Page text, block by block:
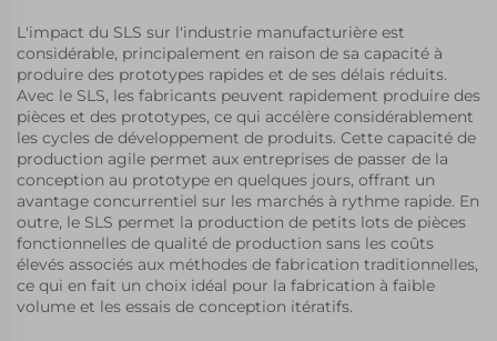
L'impact du SLS sur l'industrie manufacturière est
considérable, principalement en raison de sa capacité à
produire des prototypes rapides et de ses délais réduits.
Avec le SLS, les fabricants peuvent rapidement produire des
pièces et des prototypes, ce qui accélère considérablement
les cycles de développement de produits. Cette capacité de
production agile permet aux entreprises de passer de la
conception au prototype en quelques jours, offrant un
avantage concurrentiel sur les marchés à rythme rapide. En
outre, le SLS permet la production de petits lots de pièces
fonctionnelles de qualité de production sans les coûts
élevés associés aux méthodes de fabrication traditionnelles,
ce qui en fait un choix idéal pour la fabrication à faible
volume et les essais de conception itératifs.